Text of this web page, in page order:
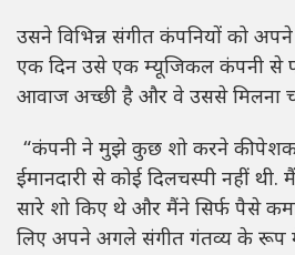
उसने विभिन्न संगीत कंपनियों को अपने
एक दिन उसे एक म्यूजिकल कंपनी से
आवाज अच्छी है और वे उससे मिलना
“कंपनी ने मुझे कुछ शो करने की
ईमानदारी से कोई दिलचस्पी नहीं
सारे शो किए थे और मैंने सिर्फ पैसे
लिए अपने अगले संगीत गंतव्य के रूप